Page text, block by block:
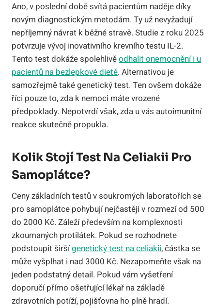
Ano, v poslední době svítá pacientům naděje díky
novým diagnostickým metodám. Ty už nevyžadují
nepříjemný návrat k běžné stravě. Studie z roku 2025
potvrzuje vývoj inovativního krevního testu IL-2.
Tento test dokáže spolehlivěodhalit onemocnění i u
pacientů na bezlepkové dietě. Alternativou je
samozřejmě také genetický test. Ten ovšem dokáže
říci pouze to, zda k nemoci máte vrozené
předpoklady. Nepotvrdí však, zda u vás autoimunitní
reakce skutečně propukla.
Kolik Stojí Test Na Celiakii Pro
Samoplátce?
Ceny základních testů v soukromých laboratořích se
pro samoplátce pohybují nejčastěji v rozmezí od 500
do 2000 Kč. Záleží především na komplexnosti
zkoumaných protilátek. Pokud se rozhodnete
podstoupit širšígenetický test na celiakii, částka se
může vyšplhat i nad 3000 Kč. Nezapomeňte však na
jeden podstatný detail. Pokud vám vyšetření
doporučí přímo ošetřující lékař na základě
zdravotních potíží, pojišťovna ho plně hradí.